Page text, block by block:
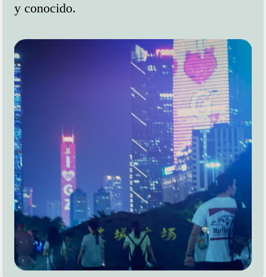
y conocido.